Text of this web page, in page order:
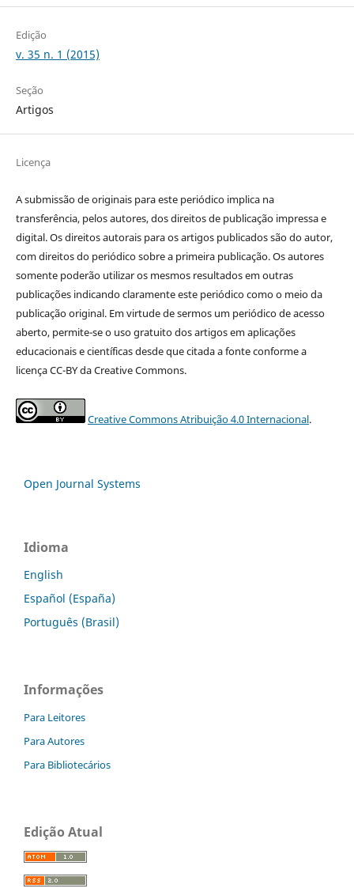
Edição
v. 35 n. 1 (2015)
Seção
Artigos
Licença
A submissão de originais para este periódico implica na
transferência, pelos autores, dos direitos de publicação impressa e
digital. Os direitos autorais para os artigos publicados são do autor,
com direitos do periódico sobre a primeira publicação. Os autores
somente poderão utilizar os mesmos resultados em outras
publicações indicando claramente este periódico como o meio da
publicação original. Em virtude de sermos um periódico de acesso
aberto, permite-se o uso gratuito dos artigos em aplicações
educacionais e científicas desde que citada a fonte conforme a
licença CC-BY da Creative Commons.
Creative Commons Atribuição 4.0 Internacional.
Open Journal Systems
Idioma
English
Español (España)
Português (Brasil)
Informações
Para Leitores
Para Autores
Para Bibliotecários
Edição Atual